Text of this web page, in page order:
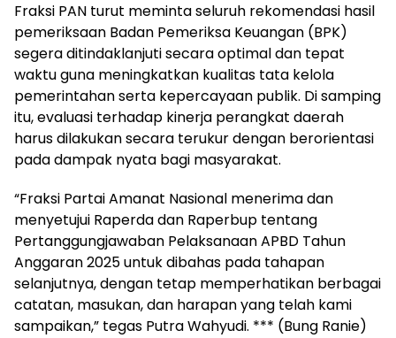
Fraksi PAN turut meminta seluruh rekomendasi hasil
pemeriksaan Badan Pemeriksa Keuangan (BPK)
segera ditindaklanjuti secara optimal dan tepat
waktu guna meningkatkan kualitas tata kelola
pemerintahan serta kepercayaan publik. Di samping
itu, evaluasi terhadap kinerja perangkat daerah
harus dilakukan secara terukur dengan berorientasi
pada dampak nyata bagi masyarakat.
“Fraksi Partai Amanat Nasional menerima dan
menyetujui Raperda dan Raperbup tentang
Pertanggungjawaban Pelaksanaan APBD Tahun
Anggaran 2025 untuk dibahas pada tahapan
selanjutnya, dengan tetap memperhatikan berbagai
catatan, masukan, dan harapan yang telah kami
sampaikan,” tegas Putra Wahyudi. *** (Bung Ranie)